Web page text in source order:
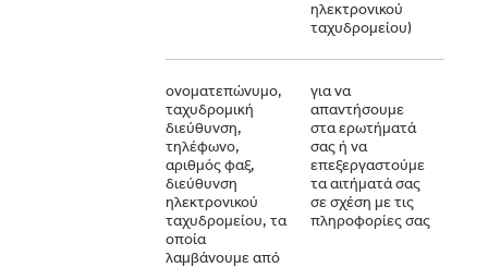
ηλεκτρονικού
ταχυδρομείου)
ονοματεπώνυμο,
ταχυδρομική
διεύθυνση,
τηλέφωνο,
αριθμός φαξ,
διεύθυνση
ηλεκτρονικού
ταχυδρομείου, τα
οποία
λαμβάνουμε από
για να
απαντήσουμε
στα ερωτήματά
σας ή να
επεξεργαστούμε
τα αιτήματά σας
σε σχέση με τις
πληροφορίες σας